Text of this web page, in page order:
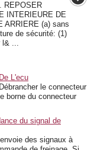
REPOSER
INTERIEURE DE
ARRIERE (a) sans
de sécurité: (1)
l& ...
L'ecu
le connecteur
borne du connecteur
du signal de
des signaux à